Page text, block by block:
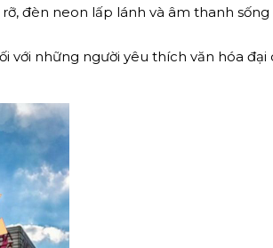
đèn neon lấp lánh và âm thanh sống
với những người yêu thích văn hóa đại